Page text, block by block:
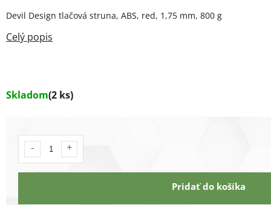
Skladom(2 ks)
Pridať do košíka
Devil Design tlačová struna, ABS, red, 1,75 mm, 800 g